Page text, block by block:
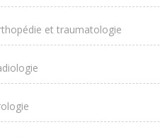
et traumatologie